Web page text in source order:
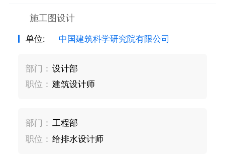
施工图设计
单位: 中国建筑科学研究院有限公司
部门： 设计部
职位： 建筑设计师
部门： 工程部
职位： 给排水设计师